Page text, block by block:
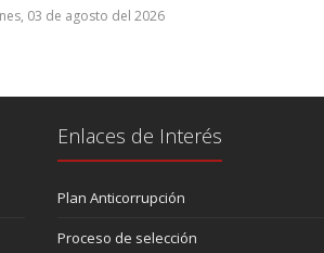
03 de agosto del 2026
Enlaces de Interés
Plan Anticorrupción
Proceso de selección